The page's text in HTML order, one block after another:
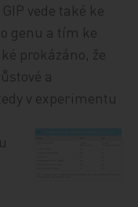
vede také ke
genu a tím ke
prokázáno, že
a
v experimentu